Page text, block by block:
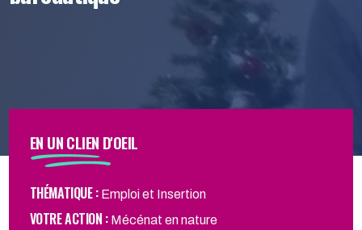
EN UN CLIEN D'OEIL
THÉMATIQUE : Emploi et Insertion
VOTRE ACTION : Mécénat en nature